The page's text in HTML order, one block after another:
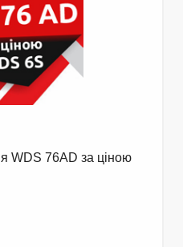
WDS 76AD за ціною